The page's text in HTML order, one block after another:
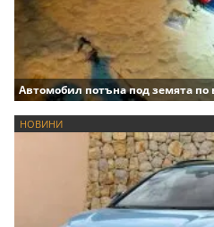
Автомобил потъна под земята
НОВИНИ